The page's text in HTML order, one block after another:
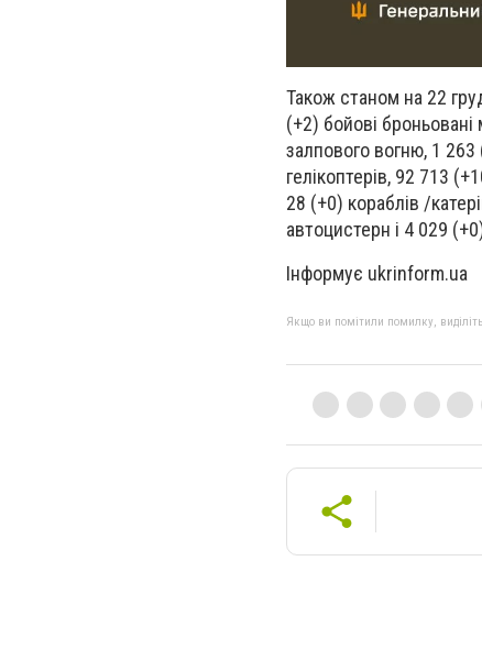
Також станом на 22
(+2) бойові
залпового вогню, 1 263
гелікоптерів, 92 713
28 (+0) кораблів /
автоцистерн і 4 029
Інформує ukrinform.ua
Якщо ви помітили помилку,